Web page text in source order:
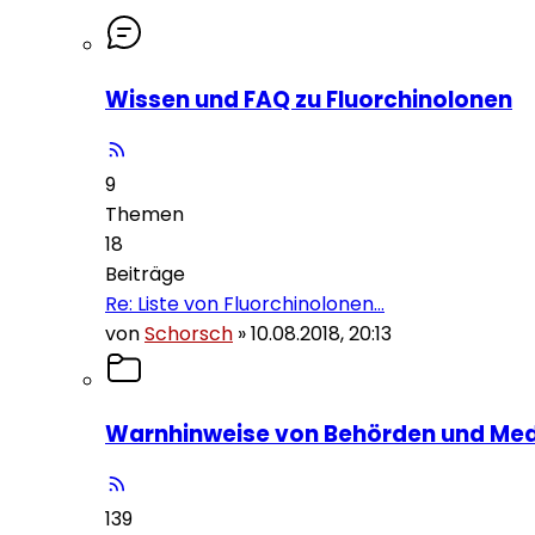
Wissen und FAQ zu Fluorchinolonen
9
Themen
18
Beiträge
Re: Liste von Fluorchinolonen…
vonSchorsch »10.08.2018, 20:13
Warnhinweise von Behörden und
139